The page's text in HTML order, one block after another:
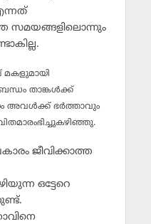
സമയങ്ങളിലൊന്നും
താങ്കള്‍ക്ക്
അവള്‍ക്ക് ഭര്‍ത്താവും
ജീവിക്കാത്ത
ഒട്ടേറെ